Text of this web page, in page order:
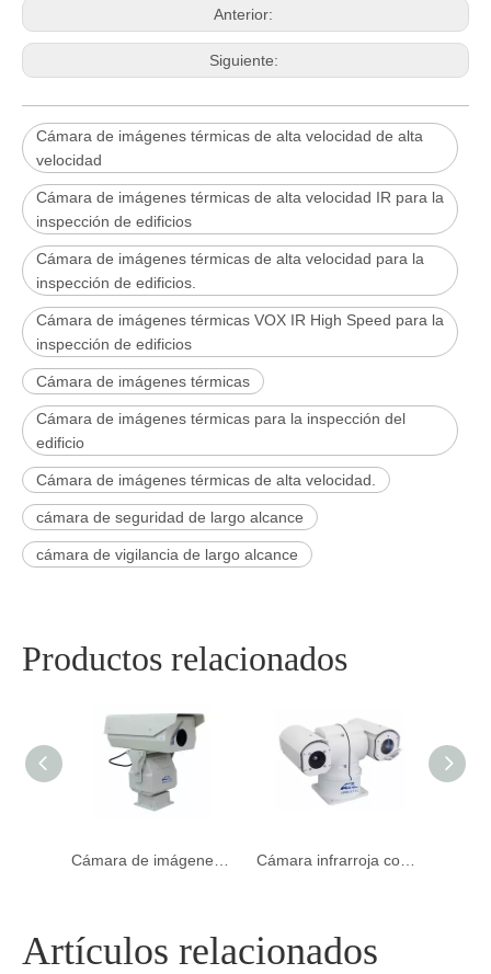
Anterior:
Siguiente:
Cámara de imágenes térmicas de alta velocidad de alta
velocidad
Cámara de imágenes térmicas de alta velocidad IR para la
inspección de edificios
Cámara de imágenes térmicas de alta velocidad para la
inspección de edificios.
Cámara de imágenes térmicas VOX IR High Speed ​​para la
inspección de edificios
Cámara de imágenes térmicas
Cámara de imágenes térmicas para la inspección del
edificio
Cámara de imágenes térmicas de alta velocidad.
cámara de seguridad de largo alcance
cámara de vigilancia de largo alcance
Productos relacionados
Artículos relacionados